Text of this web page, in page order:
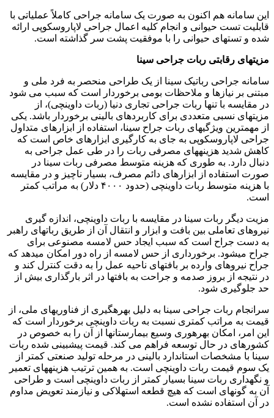
این سامانه هم اکنون به صورت یک سامانه جراحی کاملاً عملیاتی با
قابلیت تست حیوانی و انجام کلیه اعمال جراحی لاپاروسکوپی ارائه
شده و تستهای حیوانی را با موفقیت پشت سر گذاشته است.
مزیتهای رقابتی ربات جراحی سینا
سامانه جراحی رباتیک سینا از یک طراحی منحصر به فرد ملی و
مبتنی بر نیازها و ملاحظات بومی برخوردار است که سبب می شود
در مقایسه با تنها ربات جراحی تجاری دنیا (ربات داوینچی)، از
مزیتهای نسبی متعددی برای کاربردهای بالینی برخوردار باشد. یکی
از مهمترین ویژگیهای ربات جراح سینا، استفاده از ابزارهای متداول
جراحی لاپاروسکوپی به جای به کارگیری ابزارهای خاص است که
کاهش شدید هزینههای مصرفی ربات را در طی عمل جراحی به
دنبال دارد. به طوری که هزینه متوسط مصرفی ربات سینا در
صورت استفاده از ابزارهای دائم مصرف، بسیار ناچیز و در مقایسه
با هزینه متوسط ربات داوینچی (حدود ۴۰۰۰ دلار) به مراتب کمتر
است.
مزیت دیگر ربات سینا در مقایسه با ربات داوینچی، اندازه گیری
نیروهای تعاملی بین بافت و ابزار و انتقال آن از طریق رباتهای راهبر
به دست جراح است که سبب ایجاد حس لامسه مصنوعی برای
جراح میشود. برخورداری از حس لامسه از راه دور امکان میدهد که
جراح نیروهای وارده بر بافتهای ناحیه عمل را به دقت کنترل کند و
در نتیجه از بروز صدمه و جراحت به بافتها در اثر بارگذاری بیش از
حد جلوگیری شود.
سرانجام ربات جراحی سینا به دلیل بهرهگیری از فناوریهای ملی، از
قیمت به مراتب کمتری نسبت به ربات داوینچی برخوردار است که
این امر، امکان بهرهوری وسیع بیمارستانها از آن را به خصوص در
کشورهای در حال توسعه فراهم می کند. قیمت پیشبینی شده ربات
سینا با مشخصات استاندارد بالینی در مرحله تولید صنعتی کمتر از
یک سوم قیمت ربات داوینچی است. به همین ترتیب هزینههای تعمیر
و نگهداری ربات سینا بسیار کمتر از ربات داوینچی است و طراحی
آن به گونهای است که هیچ قطعه استهلاکی و نیازمند تعویض مداوم
در آن استفاده نشده است.